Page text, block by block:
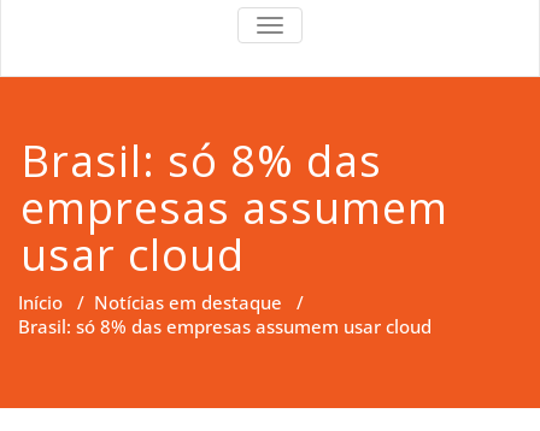
Support
TOGGLE
NAVIGATION
Brasil: só 8% das
empresas assumem
usar cloud
Início / Notícias em destaque /
Brasil: só 8% das empresas assumem usar cloud